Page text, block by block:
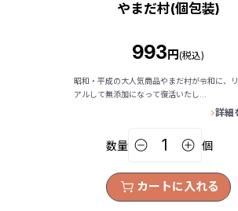
やまだ村(個包装)
993円(税込)
昭和・平成の大人気商品やまだ村が令和に、
アルして無添加になって復活いたし...
詳細
数量 個
カートに入れる